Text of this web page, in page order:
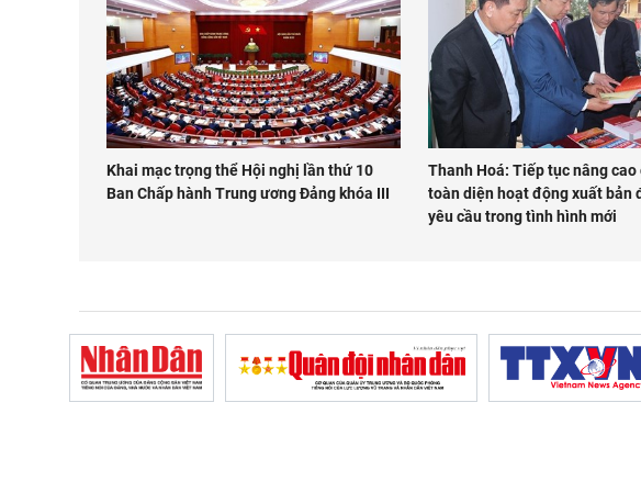
Khai mạc trọng thể Hội nghị lần thứ 10
Ban Chấp hành Trung ương Đảng khóa III
Thanh Hoá: Tiếp tục nâng
toàn diện hoạt động xuất bản
yêu cầu trong tình hình mới